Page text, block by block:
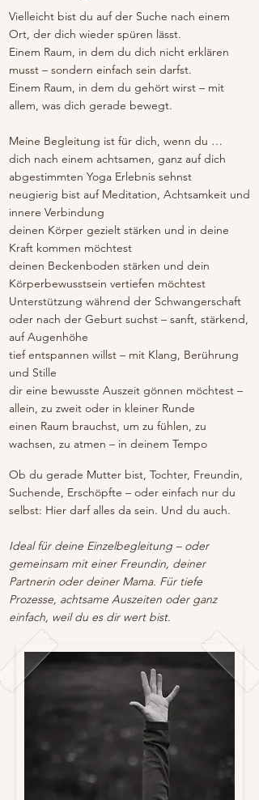
Vielleicht bist du auf der Suche nach einem
Ort, der dich wieder spüren lässt.
Einem Raum, in dem du dich nicht erklären
musst – sondern einfach sein darfst.
Einem Raum, in dem du gehört wirst – mit
allem, was dich gerade bewegt.
Meine Begleitung ist für dich, wenn du …
dich nach einem achtsamen, ganz auf dich
abgestimmten Yoga Erlebnis sehnst
neugierig bist auf Meditation, Achtsamkeit und
innere Verbindung
​deinen Körper gezielt stärken und in deine
Kraft kommen möchtest
deinen Beckenboden stärken und dein
Körperbewusstsein vertiefen möchtest
Unterstützung während der Schwangerschaft
oder nach der Geburt suchst – sanft, stärkend,
auf Augenhöhe
tief entspannen willst – mit Klang, Berührung
und Stille
dir eine bewusste Auszeit gönnen möchtest –
allein, zu zweit oder in kleiner Runde
einen Raum brauchst, um zu fühlen, zu
wachsen, zu atmen – in deinem Tempo
Ob du gerade Mutter bist, Tochter, Freundin,
Suchende, Erschöpfte – oder einfach nur du
selbst: Hier darf alles da sein. Und du auch.
Ideal für deine Einzelbegleitung – oder
gemeinsam mit einer Freundin, deiner
Partnerin oder deiner Mama. Für tiefe
Prozesse, achtsame Auszeiten oder ganz
einfach, weil du es dir wert bist.